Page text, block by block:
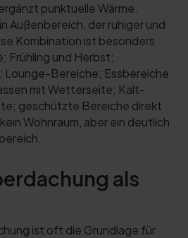
punktuelle Wärme.
Außenbereich, der ruhiger und
Kombination ist besonders
Frühling und Herbst;
Lounge-Bereiche; Essbereiche
mit Wetterseite; Kalt-
geschützte Bereiche direkt
Wohnraum, aber ein deutlich
als
ist oft die Grundlage für